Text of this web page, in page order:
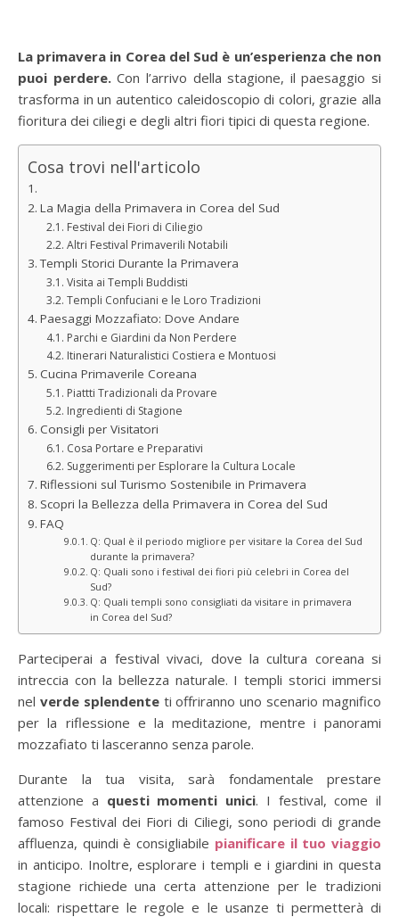
La primavera in Corea del Sud è un’esperienza che non
puoi perdere.Con l’arrivo della stagione, il paesaggio si
trasforma in un autentico caleidoscopio di colori, grazie alla
fioritura dei ciliegi e degli altri fiori tipici di questa regione.
Cosa trovi nell'articolo
La Magia della Primavera in Corea del Sud
Festival dei Fiori di Ciliegio
Altri Festival Primaverili Notabili
Templi Storici Durante la Primavera
Visita ai Templi Buddisti
Templi Confuciani e le Loro Tradizioni
Paesaggi Mozzafiato: Dove Andare
Parchi e Giardini da Non Perdere
Itinerari Naturalistici Costiera e Montuosi
Cucina Primaverile Coreana
Piattti Tradizionali da Provare
Ingredienti di Stagione
Consigli per Visitatori
Cosa Portare e Preparativi
Suggerimenti per Esplorare la Cultura Locale
Riflessioni sul Turismo Sostenibile in Primavera
Scopri la Bellezza della Primavera in Corea del Sud
FAQ
Q: Qual è il periodo migliore per visitare la Corea del Sud
durante la primavera?
Q: Quali sono i festival dei fiori più celebri in Corea del
Sud?
Q: Quali templi sono consigliati da visitare in primavera
in Corea del Sud?
Parteciperai a festival vivaci, dove la cultura coreana si
intreccia con la bellezza naturale. I templi storici immersi
nel verde splendenteti offriranno uno scenario magnifico
per la riflessione e la meditazione, mentre i panorami
mozzafiato ti lasceranno senza parole.
Durante la tua visita, sarà fondamentale prestare
attenzione a questi momenti unici. I festival, come il
famoso Festival dei Fiori di Ciliegi, sono periodi di grande
affluenza, quindi è consigliabile pianificare il tuo viaggio
in anticipo. Inoltre, esplorare i templi e i giardini in questa
stagione richiede una certa attenzione per le tradizioni
locali: rispettare le regole e le usanze ti permetterà di